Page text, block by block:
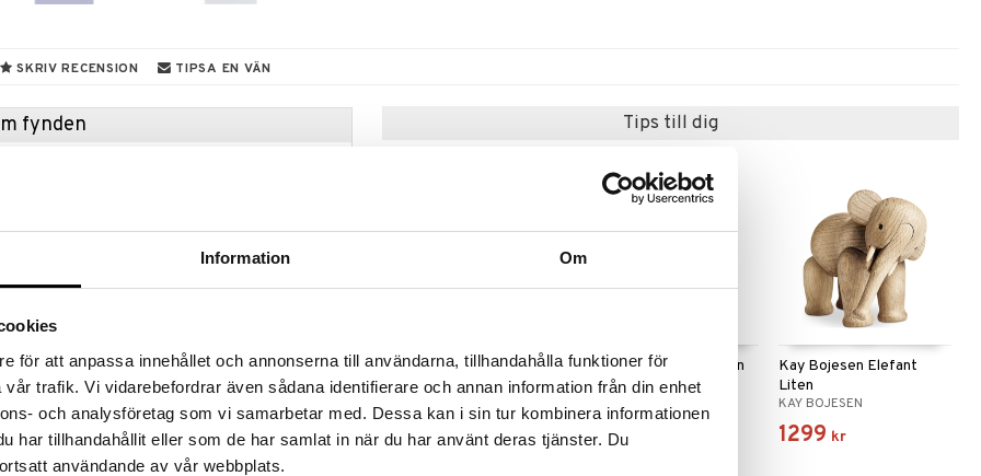
Information Om
för att anpassa innehållet och annonserna till användarna, tillhandahålla funktioner för
trafik. Vi vidarebefordrar även sådana identifierare och annan information från din enhet
och analysföretag som vi samarbetar med. Dessa kan i sin tur kombinera informationen
har tillhandahållit eller som de har samlat in när du har använt deras tjänster. Du
användande av vår webbplats.
SKRIV RECENSION TIPSA EN VÄN
fynden
fram till 31/8-2026, men var snabb - dina
kan fort ta slut!
»
i grönmålad bok med söta tygblommor i olika
för att kunna läggas på Kay Bojesens trädjurs
från början till midsommar men passar när som
av vår och sommar. Den lilla kransen passar till
sångfågeln och minielefanten.
Tips till dig
Kay Bojesen Apa Teak
KAY BOJESEN
fr.699 kr
Kay Bojesen Björn liten
KAY BOJESEN
899
Kay Bojesen Elefant
Liten
KAY BOJESEN
1299 kr